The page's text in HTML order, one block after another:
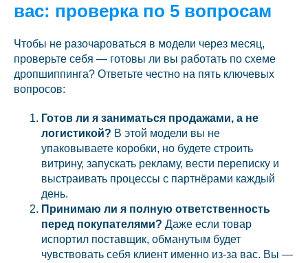
вас: проверка по 5 вопросам
Чтобы не разочароваться в модели через месяц,
проверьте себя — готовы ли вы работать по схеме
дропшиппинга? Ответьте честно на пять ключевых
вопросов:
Готов ли я заниматься продажами, а не
логистикой? В этой модели вы не
упаковываете коробки, но будете строить
витрину, запускать рекламу, вести переписку и
выстраивать процессы с партнёрами каждый
день.
Принимаю ли я полную ответственность
перед покупателями? Даже если товар
испортил поставщик, обманутым будет
чувствовать себя клиент именно из-за вас. Вы —